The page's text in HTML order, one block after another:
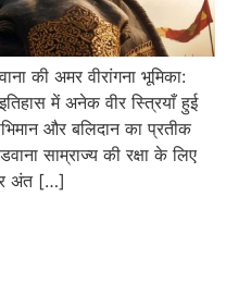
की अमर वीरांगना भूमिका:
में अनेक वीर स्त्रियाँ हुई
और बलिदान का प्रतीक
साम्राज्य की रक्षा के लिए
अंत […]